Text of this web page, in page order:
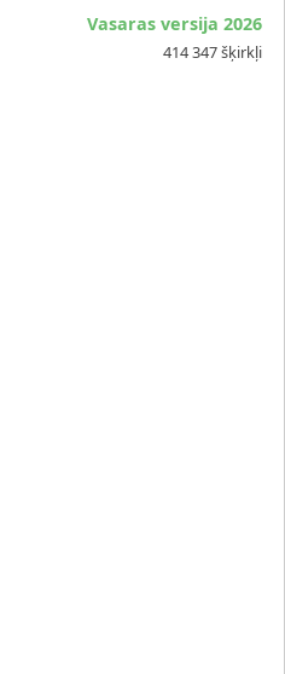
Vasaras versija 2026
414 347 šķirkļi